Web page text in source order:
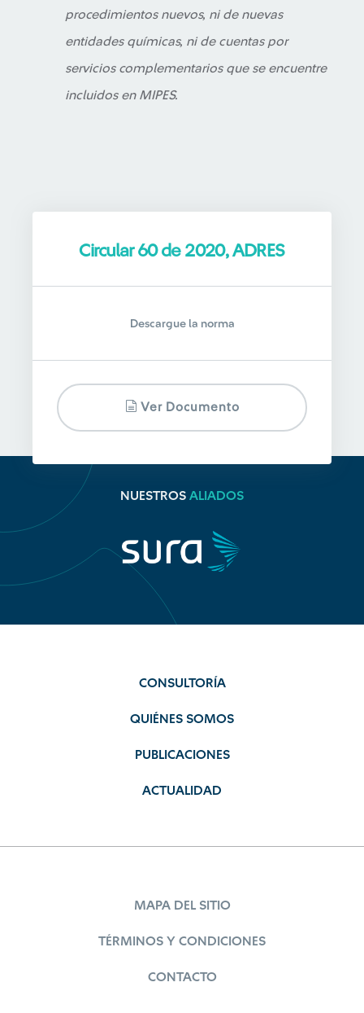
procedimientos nuevos, ni de nuevas
entidades químicas, ni de cuentas por
servicios complementarios que se encuentre
incluidos en MIPES.
Circular 60 de 2020, ADRES
Descargue la norma
Ver Documento
NUESTROS ALIADOS
CONSULTORÍA
QUIÉNES SOMOS
PUBLICACIONES
ACTUALIDAD
MAPA DEL SITIO
TÉRMINOS Y CONDICIONES
CONTACTO